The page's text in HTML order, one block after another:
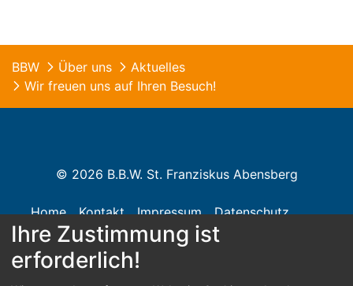
BBW Über uns
Aktuelles
Wir freuen uns auf Ihren Besuch!
© 2026 B.B.W. St. Franziskus Abensberg
Home Kontakt Impressum
Datenschutz
Barrierefreiheit
Ihre Zustimmung ist
erforderlich!